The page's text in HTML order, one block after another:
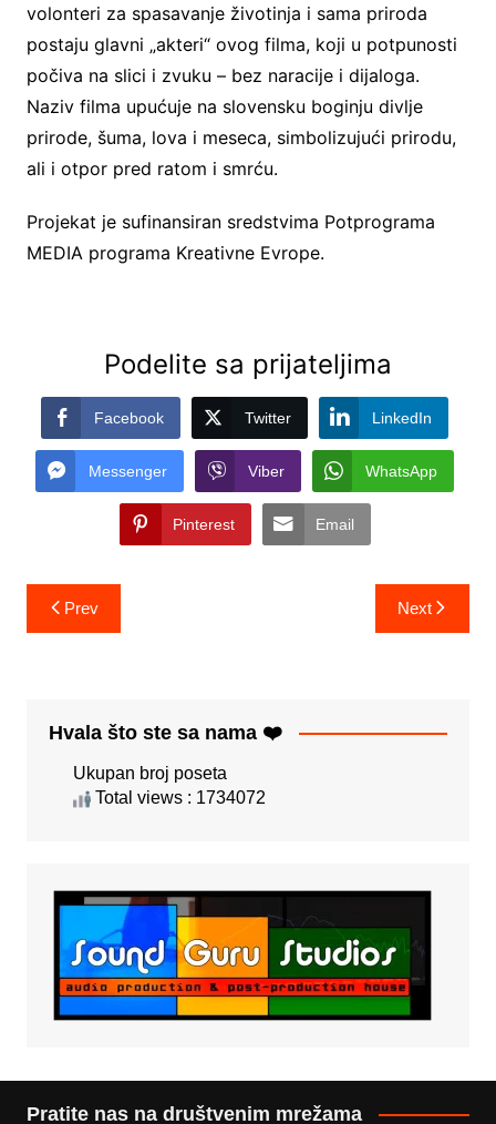
volonteri za spasavanje životinja i sama priroda
postaju glavni „akteri“ ovog filma, koji u potpunosti
počiva na slici i zvuku – bez naracije i dijaloga.
Naziv filma upućuje na slovensku boginju divlje
prirode, šuma, lova i meseca, simbolizujući prirodu,
ali i otpor pred ratom i smrću.
Projekat je sufinansiran sredstvima Potprograma
MEDIA programa Kreativne Evrope.
Podelite sa prijateljima
Facebook Twitter LinkedIn
Messenger Viber WhatsApp
Pinterest Email
Post
navigation
Prev Next
Hvala što ste sa nama ❤️
Ukupan broj poseta
Total views : 1734072
Pratite nas na društvenim mrežama